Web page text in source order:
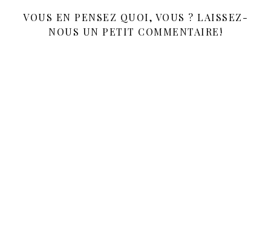
VOUS EN PENSEZ QUOI, VOUS ? LAISSEZ-
NOUS UN PETIT COMMENTAIRE!